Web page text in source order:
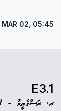
MAR 02, 05:45
E3.1
ރ. ރަސްގެތީމު - 1